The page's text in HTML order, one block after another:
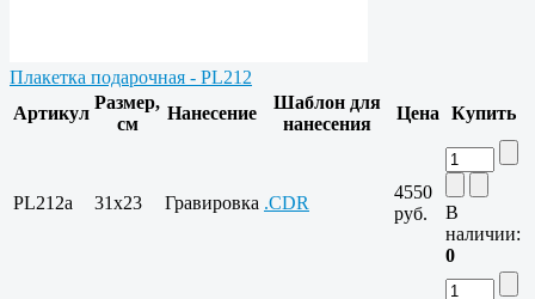
Плакетка подарочная - PL212
Артикул
Размер,
см
Нанесение
Шаблон для
нанесения
Цена Купить
PL212a 31х23 Гравировка .CDR
4550
руб.
В
наличии:
0